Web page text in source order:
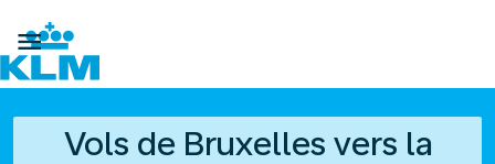

Vols de Bruxelles vers la